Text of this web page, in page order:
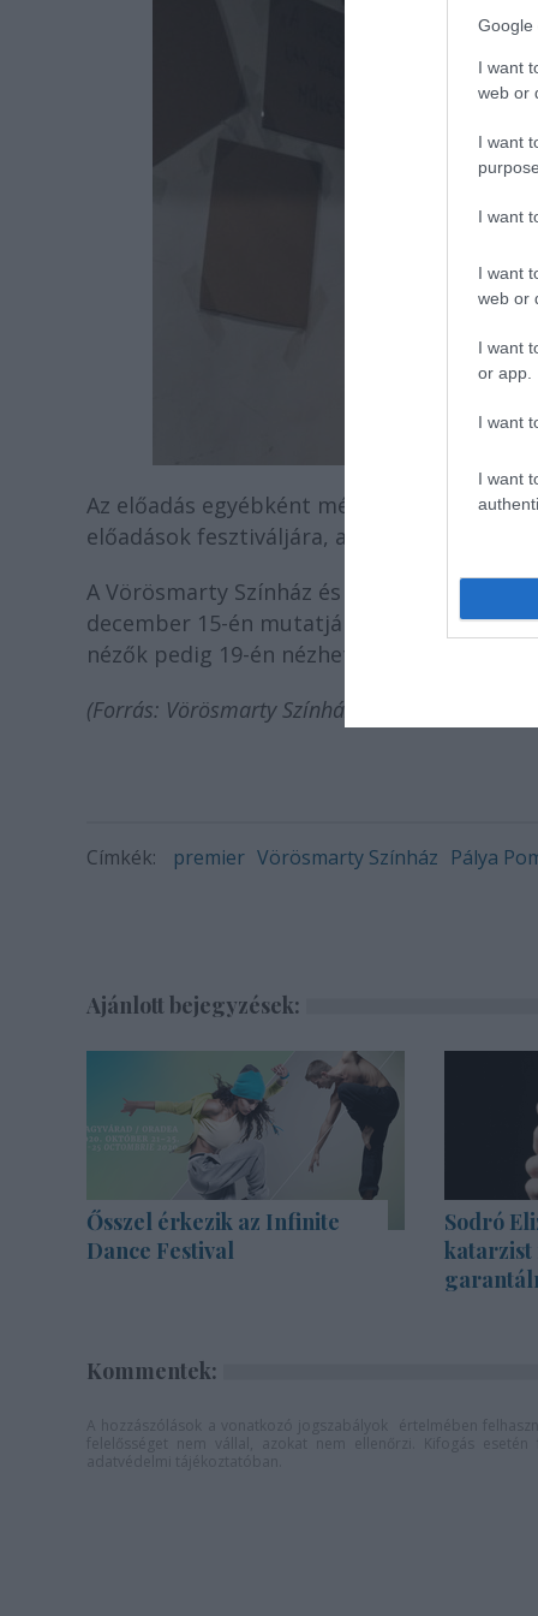
Google
I want
web or
I want
I want
I want
web or
I want
or app.
I want
I want
Az előadás egyébként még 2018-ban
előadások fesztiváljára, a MOST FESZT-
A Vörösmarty Színház és a Színház- és
december 15-én mutatják be a
Túlóracímű
nézők pedig 19-én nézhetik meg, Bónusz
(Forrás: Vörösmarty Színház)
Címkék: premier Vörösmarty Színház Pálya
Ajánlott bejegyzések:
Ősszel érkezik az Infinite
Dance Festival
Sodró
katarzist
Kommentek: